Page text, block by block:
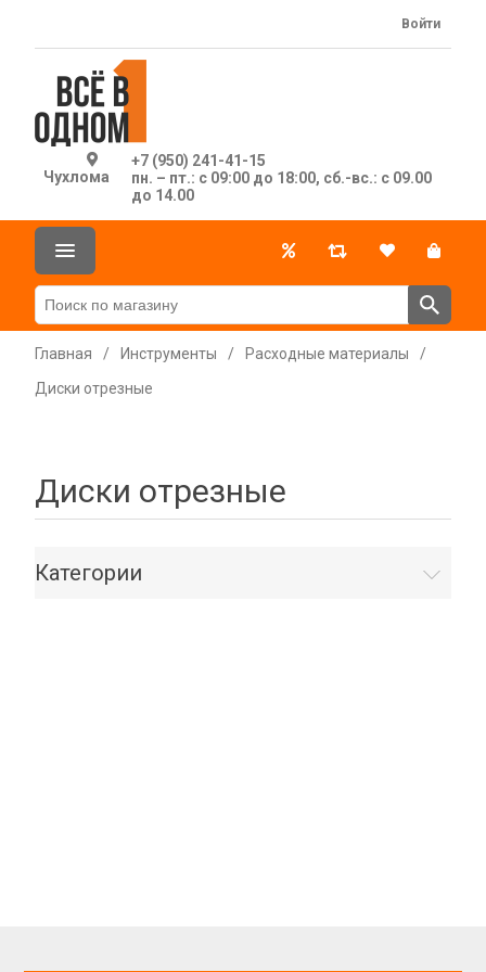
Чухлома
+7 (950) 241-41-15
пн. – пт.: с 09:00 до 18:00, сб.-вс.: с 09.00
до 14.00
Войти
Главная / Инструменты / Расходные материалы
/
Диски отрезные
Диски отрезные
Категории